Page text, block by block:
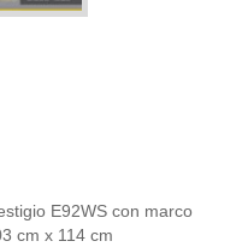
E92WS con marco
cm x 114 cm